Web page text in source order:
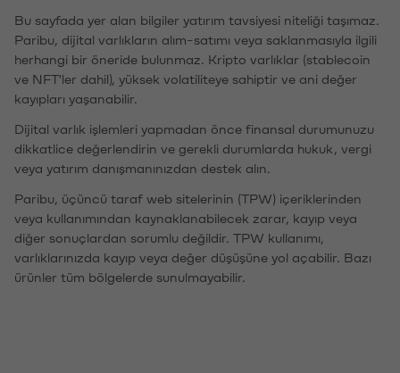
Bu sayfada yer alan bilgiler yatırım tavsiyesi niteliği taşımaz.
Paribu, dijital varlıkların alım-satımı veya saklanmasıyla ilgili
herhangi bir öneride bulunmaz. Kripto varlıklar (stablecoin
ve NFT'ler dahil), yüksek volatiliteye sahiptir ve ani değer
kayıpları yaşanabilir.
Dijital varlık işlemleri yapmadan önce finansal durumunuzu
dikkatlice değerlendirin ve gerekli durumlarda hukuk, vergi
veya yatırım danışmanınızdan destek alın.
Paribu, üçüncü taraf web sitelerinin (TPW) içeriklerinden
veya kullanımından kaynaklanabilecek zarar, kayıp veya
diğer sonuçlardan sorumlu değildir. TPW kullanımı,
varlıklarınızda kayıp veya değer düşüşüne yol açabilir. Bazı
ürünler tüm bölgelerde sunulmayabilir.